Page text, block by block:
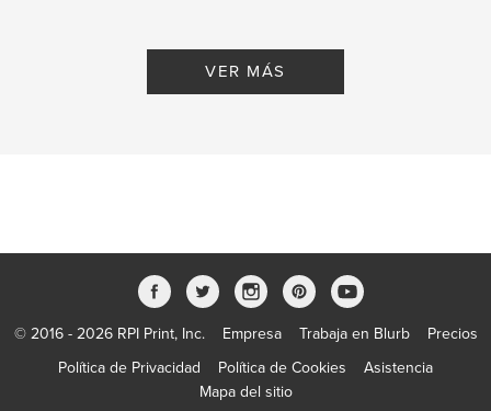
VER MÁS
© 2016 - 2026 RPI Print, Inc. Empresa Trabaja en Blurb
Precios
Política de Privacidad
Política de Cookies
Asistencia
Mapa del sitio